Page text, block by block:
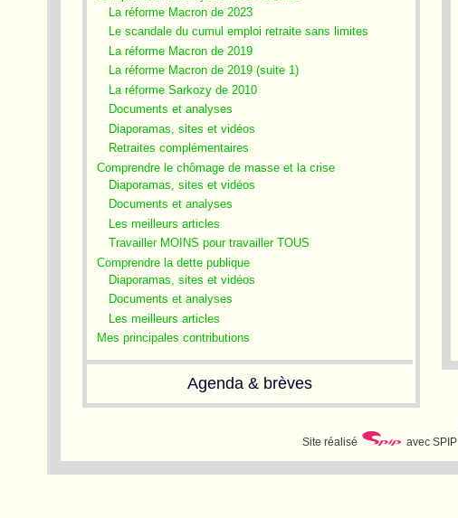
La réforme Macron de 2023
Le scandale du cumul emploi retraite sans limites
La réforme Macron de 2019
La réforme Macron de 2019 (suite 1)
La réforme Sarkozy de 2010
Documents et analyses
Diaporamas, sites et vidéos
Retraites complémentaires
Comprendre le chômage de masse et la crise
Diaporamas, sites et vidéos
Documents et analyses
Les meilleurs articles
Travailler MOINS pour travailler TOUS
Comprendre la dette publique
Diaporamas, sites et vidéos
Documents et analyses
Les meilleurs articles
Mes principales contributions
Agenda & brèves
Site réalisé avec SPIP